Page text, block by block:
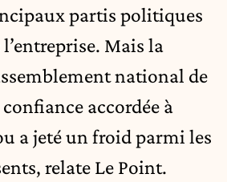
partis politiques
Mais la
national de
accordée à
a jeté un froid parmi les
relate Le Point.